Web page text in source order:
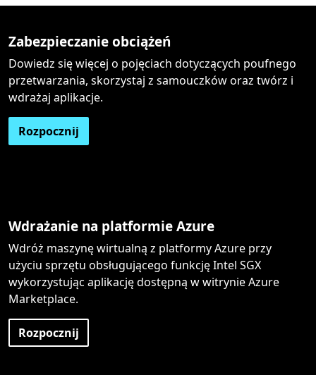
Zabezpieczanie obciążeń
Dowiedz się więcej o pojęciach dotyczących poufnego
przetwarzania, skorzystaj z samouczków oraz twórz i
wdrażaj aplikacje.
Rozpocznij
Wdrażanie na platformie Azure
Wdróż maszynę wirtualną z platformy Azure przy
użyciu sprzętu obsługującego funkcję Intel SGX
wykorzystując aplikację dostępną w witrynie Azure
Marketplace.
Rozpocznij